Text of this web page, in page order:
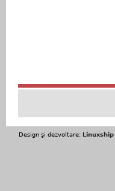
Design şi dezvoltare: Linuxship